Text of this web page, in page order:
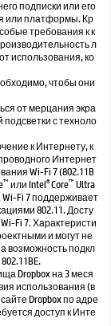
подписки или его
или платформы. Кр
требования к к
л
использования, ко
чтобы они
от мерцания экра
с техноло
к Интернету, к
Интернет
Wi-Fi 7 (802.11B
™или Intel®Core™Ultra
Fi 7 поддерживает
802.11. Досту
Fi 7. Характеристи
и могут не
возможность подкл
Dropbox на 3 меся
использования (в
Dropbox по адре
доступ к Инте